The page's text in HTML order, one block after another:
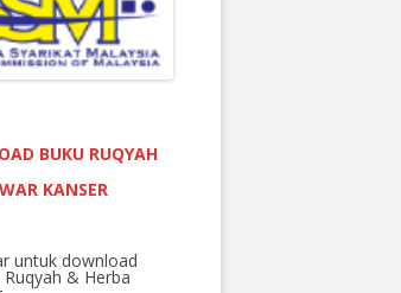
BUKU RUQYAH
KANSER
untuk download
Ruqyah & Herba